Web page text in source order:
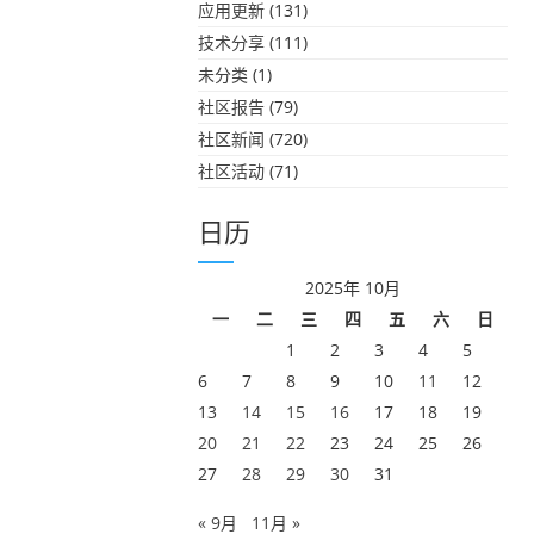
应用更新 (131)
技术分享 (111)
未分类 (1)
社区报告 (79)
社区新闻 (720)
社区活动 (71)
日历
2025年 10月
一
二 三 四 五 六
日
1
2 3 4
5
6
7 8 9 10 11
12
13
14 15 16 17 18
19
20
21 22 23 24 25
26
27
28 29 30 31
« 9月 11月 »